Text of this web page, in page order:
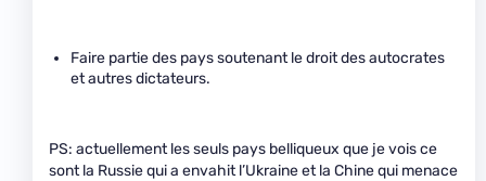
Faire partie des pays soutenant le droit des autocrates
et autres dictateurs.
PS: actuellement les seuls pays belliqueux que je vois ce
sont la Russie qui a envahit l’Ukraine et la Chine qui menace